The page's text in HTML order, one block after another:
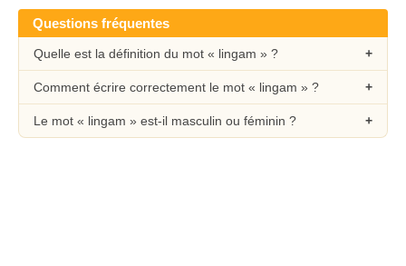
Questions fréquentes
Quelle est la définition du mot « lingam » ?
Comment écrire correctement le mot « lingam » ?
Le mot « lingam » est-il masculin ou féminin ?